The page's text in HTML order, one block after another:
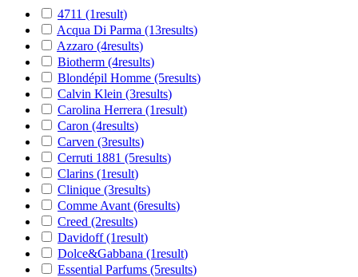
4711 (1result)
Acqua Di Parma (13results)
Azzaro (4results)
Biotherm (4results)
Blondépil Homme (5results)
Calvin Klein (3results)
Carolina Herrera (1result)
Caron (4results)
Carven (3results)
Cerruti 1881 (5results)
Clarins (1result)
Clinique (3results)
Comme Avant (6results)
Creed (2results)
Davidoff(1result)
Dolce&Gabbana (1result)
Essential Parfums (5results)